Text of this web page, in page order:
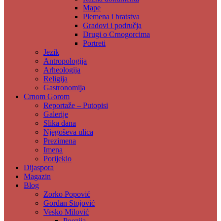
Mape
Plemena i bratstva
Gradovi i područja
Drugi o Crnogorcima
Portreti
Jezik
Antropologija
Arheologija
Religija
Gastronomija
Crnom Gorom
Reportaže – Putopisi
Galerije
Slika dana
Njegoševa ulica
Prezimena
Imena
Porijeklo
Dijaspora
Magazin
Blog
Zorko Popović
Gordan Stojović
Vesko Milović